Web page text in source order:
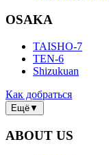
OSAKA
TAISHO-7
TEN-6
Shizukuan
Как добраться
Ещё▼
ABOUT US